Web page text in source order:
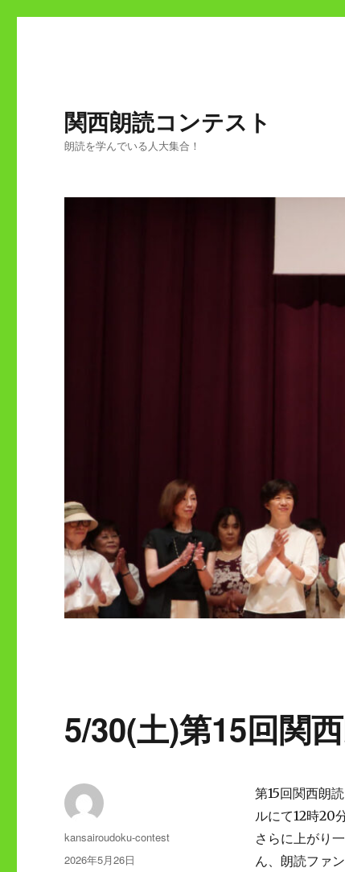
関西朗読コンテスト
朗読を学んでいる人大集合！
5/30(土)第15回関
第15回関西朗
ルにて12時20
さらに上がり
ん、朗読ファ
投
kansairoudoku-contest
投
2026年5月26日